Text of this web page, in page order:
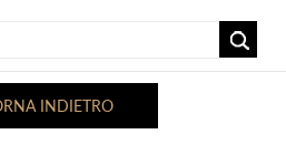
INDIETRO